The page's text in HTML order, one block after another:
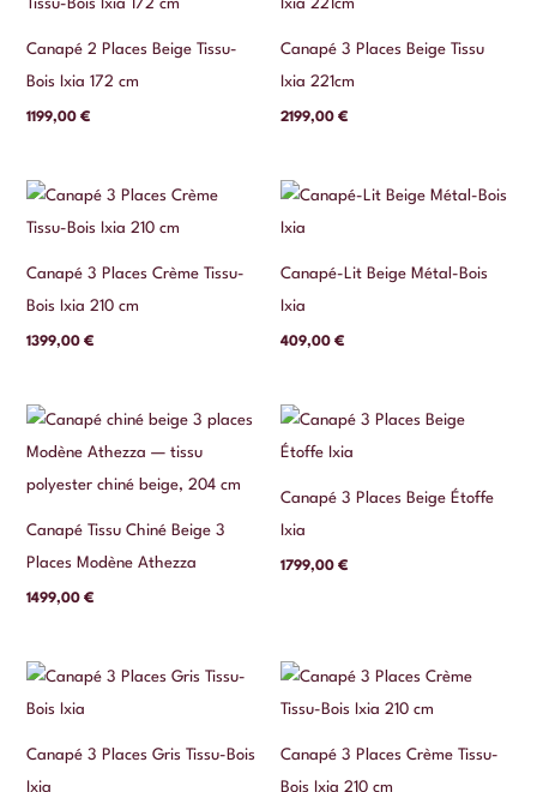
Canapé 2 Places Beige Tissu-
Bois Ixia 172 cm
1199,00€
Canapé 3 Places Beige Tissu
Ixia 221cm
2199,00 €
Canapé 3 Places Crème Tissu-
Bois Ixia 210 cm
1399,00€
Canapé-Lit Beige Métal-Bois
Ixia
409,00 €
Canapé Tissu Chiné Beige 3
Places Modène Athezza
1499,00€
Canapé 3 Places Beige Étoffe
Ixia
1799,00 €
Canapé 3 Places Gris Tissu-Bois
Ixia
Canapé 3 Places Crème Tissu-
Bois Ixia 210 cm